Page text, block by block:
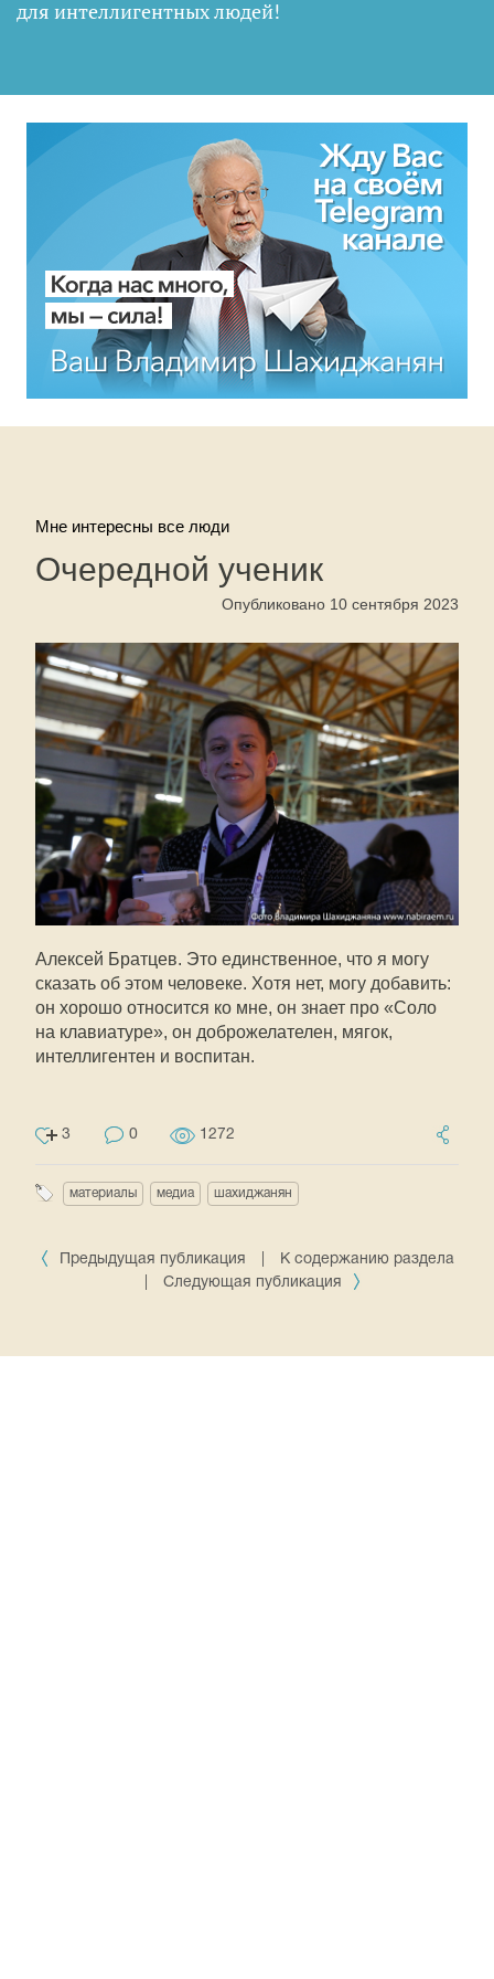
для интеллигентных людей!
Мне интересны все люди
Очередной ученик
Опубликовано 10 сентября 2023
Алексей Братцев. Это единственное, что я могу
сказать об этом человеке. Хотя нет, могу добавить:
он хорошо относится ко мне, он знает про «Соло
на клавиатуре», он доброжелателен, мягок,
интеллигентен и воспитан.
3 0 1272
материалы медиа шахиджанян
Предыдущая публикация
К содержанию раздела
Следующая публикация